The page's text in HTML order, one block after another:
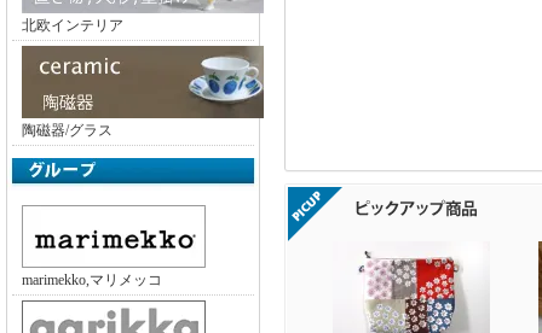
北欧インテリア
陶磁器/グラス
marimekko,マリメッコ